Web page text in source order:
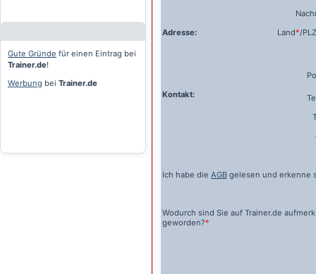
Gute Gründe für einen Eintrag bei
Trainer.de!
Werbung bei Trainer.de
Adresse:
Land*/PLZ
Kontakt:
Ich habe die AGB gelesen und erkenne
Wodurch sind Sie auf Trainer.de
geworden?*